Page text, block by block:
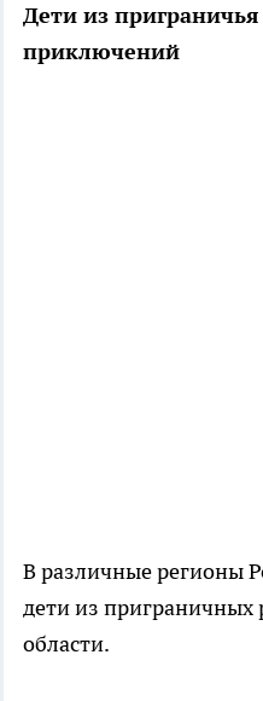
Дети из
приключений
В различные регионы
дети из приграничных
области.